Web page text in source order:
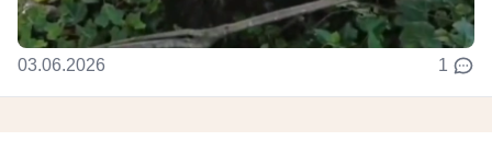
03.06.2026 1